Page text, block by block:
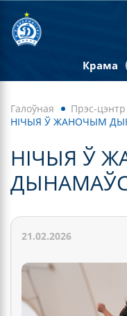
Крама
Галоўная Прэс-цэнтр
НІЧЫЯ Ў ЖАНОЧЫМ
НІЧЫЯ Ў
21.02.2026